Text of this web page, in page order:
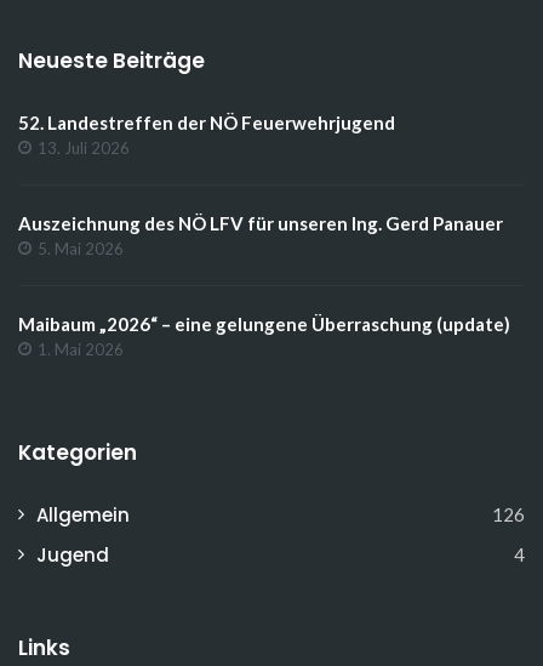
Neueste Beiträge
52. Landestreffen der NÖ Feuerwehrjugend
13. Juli 2026
Auszeichnung des NÖ LFV für unseren Ing. Gerd Panauer
5. Mai 2026
Maibaum „2026“ – eine gelungene Überraschung (update)
1. Mai 2026
Kategorien
Allgemein 126
Jugend 4
Links